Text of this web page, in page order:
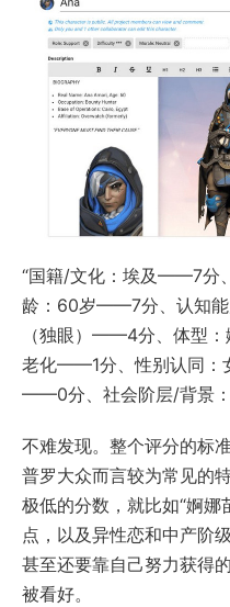
“国籍/文化：埃及——7分
龄：60岁——7分、认知
（独眼）——4分、体型
老化——1分、性别认同
——0分、社会阶层/背景
不难发现。整个评分的标
普罗大众而言较为常见的
极低的分数，就比如“婀娜
点，以及异性恋和中产阶
甚至还要靠自己努力获得
被看好。